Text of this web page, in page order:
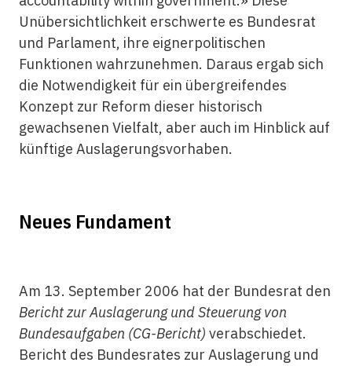
Unübersichtlichkeit erschwerte es Bundesrat
und Parlament, ihre eignerpolitischen
Funktionen wahrzunehmen. Daraus ergab sich
die Notwendigkeit für ein übergreifendes
Konzept zur Reform dieser historisch
gewachsenen Vielfalt, aber auch im Hinblick auf
künftige Auslagerungsvorhaben.
Neues Fundament
Am 13. September 2006 hat der Bundesrat den
Bericht zur Auslagerung und Steuerung von
Bundesaufgaben (CG-Bericht) verabschiedet.
Bericht des Bundesrates zur Auslagerung und